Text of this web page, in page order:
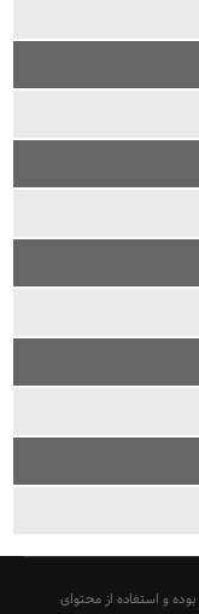
بوده و استفاده از محتوای